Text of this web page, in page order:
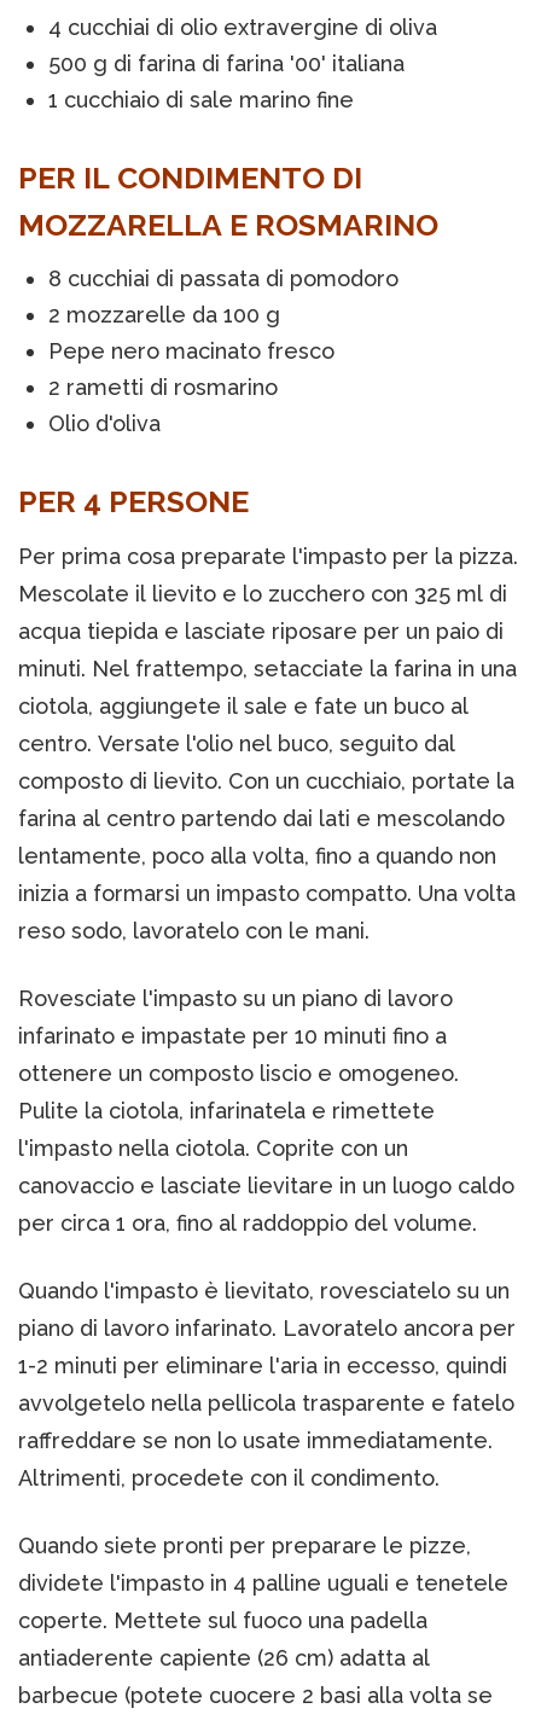
4 cucchiai di olio extravergine di oliva
500 g di farina di farina '00' italiana
1 cucchiaio di sale marino fine
PER IL CONDIMENTO DI
MOZZARELLA E ROSMARINO
8 cucchiai di passata di pomodoro
2 mozzarelle da 100 g
Pepe nero macinato fresco
2 rametti di rosmarino
Olio d'oliva
PER 4 PERSONE
Per prima cosa preparate l'impasto per la pizza.
Mescolate il lievito e lo zucchero con 325 ml di
acqua tiepida e lasciate riposare per un paio di
minuti. Nel frattempo, setacciate la farina in una
ciotola, aggiungete il sale e fate un buco al
centro. Versate l'olio nel buco, seguito dal
composto di lievito. Con un cucchiaio, portate la
farina al centro partendo dai lati e mescolando
lentamente, poco alla volta, fino a quando non
inizia a formarsi un impasto compatto. Una volta
reso sodo, lavoratelo con le mani.
Rovesciate l'impasto su un piano di lavoro
infarinato e impastate per 10 minuti fino a
ottenere un composto liscio e omogeneo.
Pulite la ciotola, infarinatela e rimettete
l'impasto nella ciotola. Coprite con un
canovaccio e lasciate lievitare in un luogo caldo
per circa 1 ora, fino al raddoppio del volume.
Quando l'impasto è lievitato, rovesciatelo su un
piano di lavoro infarinato. Lavoratelo ancora per
1-2 minuti per eliminare l'aria in eccesso, quindi
avvolgetelo nella pellicola trasparente e fatelo
raffreddare se non lo usate immediatamente.
Altrimenti, procedete con il condimento.
Quando siete pronti per preparare le pizze,
dividete l'impasto in 4 palline uguali e tenetele
coperte. Mettete sul fuoco una padella
antiaderente capiente (26 cm) adatta al
barbecue (potete cuocere 2 basi alla volta se